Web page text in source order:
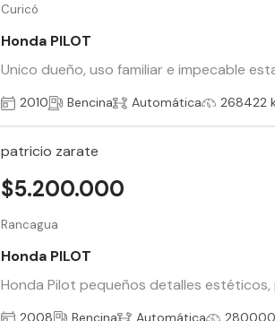
Curicó
Honda PILOT
Unico dueño, uso familiar e impecable
2010 Bencina Automática 268422
patricio zarate
Rancagua
Honda PILOT
Honda Pilot pequeños detalles
$5.200.000
2008 Bencina Automática